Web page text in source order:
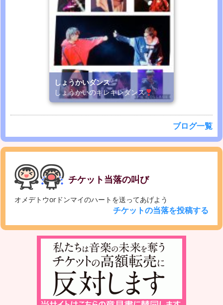
しょうかいダンス
しょうかいのキレキレダンス
ブログ一覧
チケット当落の叫び
オメデトウorドンマイのハートを送ってあげよう
チケットの当落を投稿する